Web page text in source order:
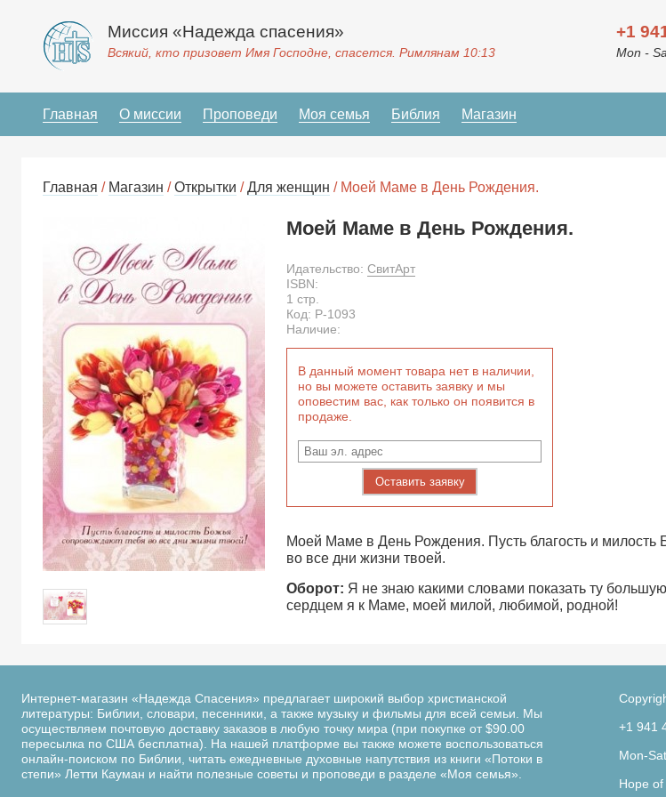
Миссия «Надежда спасения»
Всякий, кто призовет Имя Господне, спасется. Римлянам 10:13
+1
Mon -
Главная О миссии Проповеди Моя семья Библия Магазин
Главная / Магазин /Открытки /Для женщин / Моей Маме в День Рождения.
Моей Маме в День Рождения.
Идательство: СвитАрт
ISBN:
1 стр.
Код: P-1093
Наличие:
В данный момент товара нет в наличии,
но вы можете оставить заявку и мы
оповестим вас, как только он появится в
продаже.
Оставить заявку
Моей Маме в День Рождения. Пусть благость и милость
во все дни жизни твоей.
Оборот: Я не знаю какими словами показать ту
сердцем я к Маме, моей милой, любимой, родной!
Интернет-магазин «Надежда Спасения» предлагает широкий выбор христианской
литературы: Библии, словари, песенники, а также музыку и фильмы для всей семьи. Мы
осуществляем почтовую доставку заказов в любую точку мира (при покупке от $90.00
пересылка по США бесплатна). На нашей платформе вы также можете воспользоваться
онлайн-поиском по Библии, читать ежедневные духовные напутствия из книги «Потоки в
степи» Летти Кауман и найти полезные советы и проповеди в разделе «Моя семья».
+1 941
Mon-
Hope